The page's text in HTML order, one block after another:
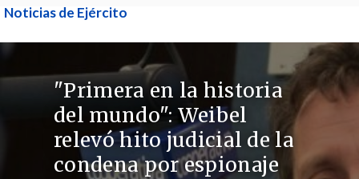
Noticias de Ejército
"Primera en la historia
del mundo": Weibel
relevó hito judicial de la
condena por espionaje